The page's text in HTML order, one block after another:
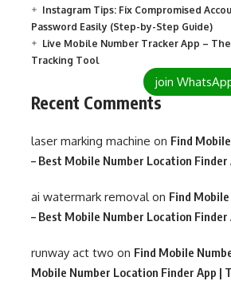
Instagram Tips: Fix Compromised
Password Easily (Step-by-Step Guide)
Live Mobile Number Tracker App –
Tracking Tool
Recent Comments
laser marking machine on Find
– Best Mobile Number Location Finder
ai watermark removalon Find
– Best Mobile Number Location Finder
runway act two on Find Mobile
Mobile Number Location Finder App |